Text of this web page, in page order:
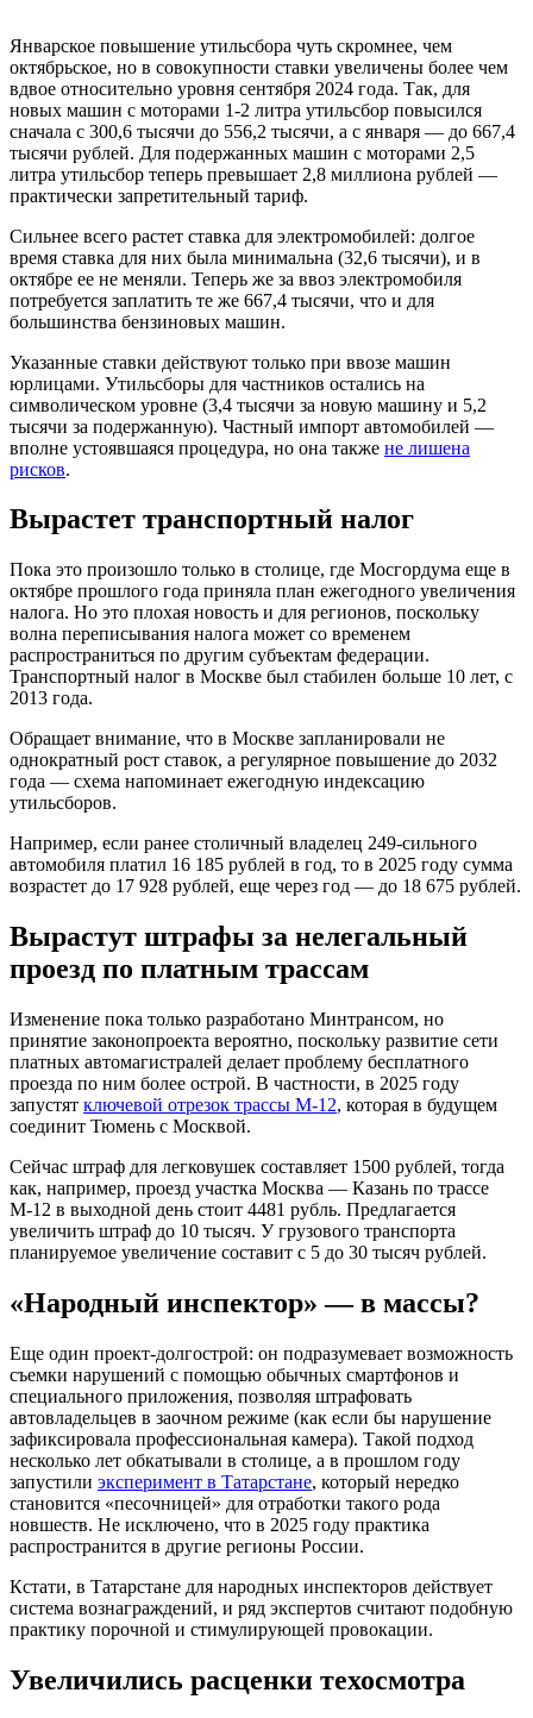
Январское повышение утильсбора чуть скромнее, чем
октябрьское, но в совокупности ставки увеличены более чем
вдвое относительно уровня сентября 2024 года. Так, для
новых машин с моторами 1-2 литра утильсбор повысился
сначала с 300,6 тысячи до 556,2 тысячи, а с января — до 667,4
тысячи рублей. Для подержанных машин с моторами 2,5
литра утильсбор теперь превышает 2,8 миллиона рублей —
практически запретительный тариф.
Сильнее всего растет ставка для электромобилей: долгое
время ставка для них была минимальна (32,6 тысячи), и в
октябре ее не меняли. Теперь же за ввоз электромобиля
потребуется заплатить те же 667,4 тысячи, что и для
большинства бензиновых машин.
Указанные ставки действуют только при ввозе машин
юрлицами. Утильсборы для частников остались на
символическом уровне (3,4 тысячи за новую машину и 5,2
тысячи за подержанную). Частный импорт автомобилей —
вполне устоявшаяся процедура, но она также не лишена
рисков.
Вырастет транспортный налог
Пока это произошло только в столице, где Мосгордума еще в
октябре прошлого года приняла план ежегодного увеличения
налога. Но это плохая новость и для регионов, поскольку
волна переписывания налога может со временем
распространиться по другим субъектам федерации.
Транспортный налог в Москве был стабилен больше 10 лет, с
2013 года.
Обращает внимание, что в Москве запланировали не
однократный рост ставок, а регулярное повышение до 2032
года — схема напоминает ежегодную индексацию
утильсборов.
Например, если ранее столичный владелец 249-сильного
автомобиля платил 16 185 рублей в год, то в 2025 году сумма
возрастет до 17 928 рублей, еще через год — до 18 675 рублей.
Вырастут штрафы за нелегальный
проезд по платным трассам
Изменение пока только разработано Минтрансом, но
принятие законопроекта вероятно, поскольку развитие сети
платных автомагистралей делает проблему бесплатного
проезда по ним более острой. В частности, в 2025 году
запустят ключевой отрезок трассы М-12, которая в будущем
соединит Тюмень с Москвой.
Сейчас штраф для легковушек составляет 1500 рублей, тогда
как, например, проезд участка Москва — Казань по трассе
М-12 в выходной день стоит 4481 рубль. Предлагается
увеличить штраф до 10 тысяч. У грузового транспорта
планируемое увеличение составит с 5 до 30 тысяч рублей.
«Народный инспектор» — в массы?
Еще один проект-долгострой: он подразумевает возможность
съемки нарушений с помощью обычных смартфонов и
специального приложения, позволяя штрафовать
автовладельцев в заочном режиме (как если бы нарушение
зафиксировала профессиональная камера). Такой подход
несколько лет обкатывали в столице, а в прошлом году
запустили эксперимент в Татарстане, который нередко
становится «песочницей» для отработки такого рода
новшеств. Не исключено, что в 2025 году практика
распространится в другие регионы России.
Кстати, в Татарстане для народных инспекторов действует
система вознаграждений, и ряд экспертов считают подобную
практику порочной и стимулирующей провокации.
Увеличились расценки техосмотра